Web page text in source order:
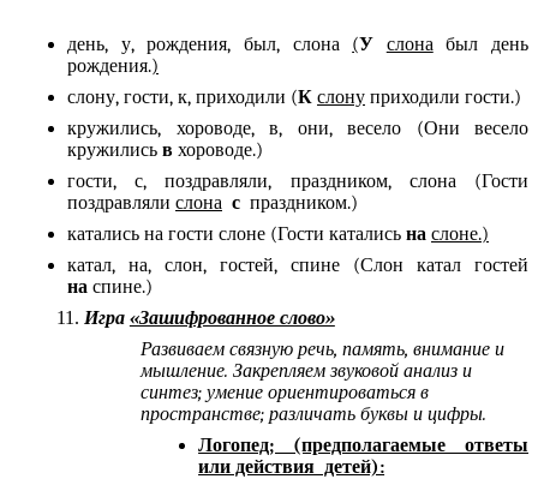
день, у, рождения, был, слона (У слонабыл день
рождения.)
слону, гости, к, приходили (К слону приходили гости.)
кружились, хороводе, в, они, весело (Они весело
кружились в хороводе.)
гости, с, поздравляли, праздником, слона (Гости
поздравляли слона с праздником.)
катались на гости слоне (Гости катались на слоне.)
катал, на, слон, гостей, спине (Слон катал гостей
на спине.)
Игра «Зашифрованное слово»
Развиваем связную речь, память, внимание и
мышление. Закрепляем звуковой анализ и
синтез; умение ориентироваться в
пространстве; различать буквы и цифры.
Логопед; (предполагаемые ответы
или действия детей):